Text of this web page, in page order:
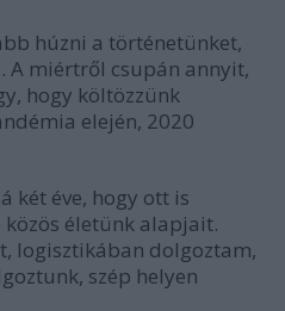
húzni a történetünket,
A miértről csupán annyit,
hogy költözzünk
elején, 2020
két éve, hogy ott is
életünk alapjait.
logisztikában dolgoztam,
szép helyen